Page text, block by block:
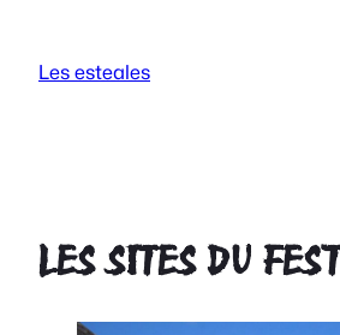
contenu
Les esteales
LES SITES DU